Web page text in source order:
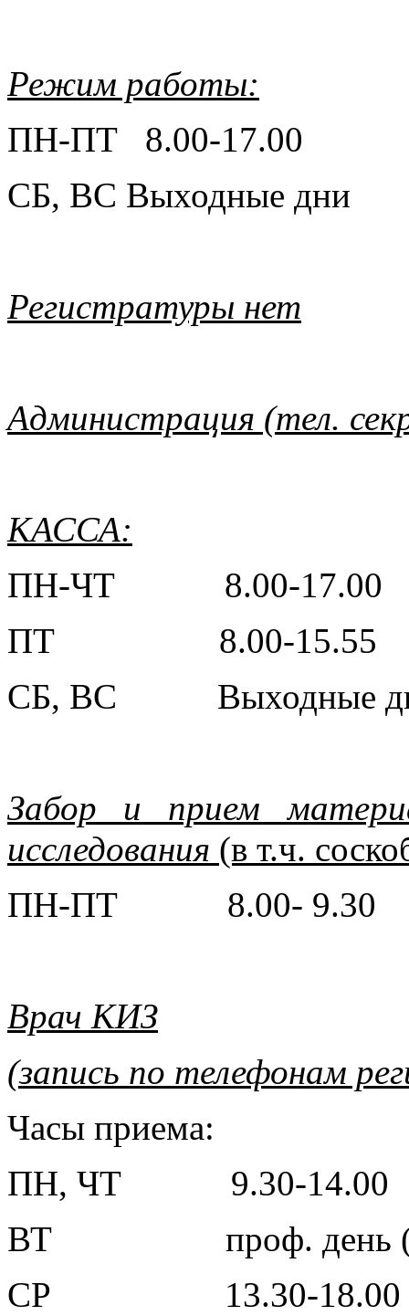
Режим работы:
ПН-ПТ 8.00-17.00
СБ, ВС Выходные дни
Регистратуры нет
Администрация (тел.
КАССА:
ПН-ЧТ 8.00-17.00
ПТ 8.00-15.55
СБ, ВС Выходные
Забор и прием
исследования (в т.ч.
ПН-ПТ 8.00- 9.30
Врач КИЗ
(запись по телефонам
Часы приема:
ПН, ЧТ 9.30-14.00
ВТ проф. день
СР 13.30-18.00